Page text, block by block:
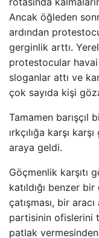
Ancak öğleden
ardından
gerginlik arttı.
protestocular havai
sloganlar attı ve
çok sayıda kişi
Tamamen barışçıl
ırkçılığa karşı
araya geldi.
Göçmenlik karşıtı
katıldığı benzer
çatışması, bir
partisinin ofislerini
patlak